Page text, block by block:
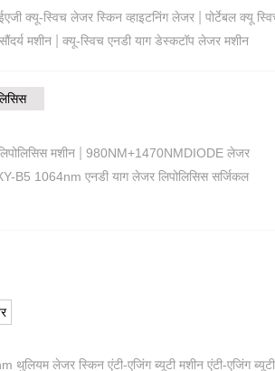
क्यू-स्विच लेजर स्किन व्हाइटनिंग लेजर| पोर्टेबल क्यू
मशीन| क्यू-स्विच एनडी याग डेस्कटॉप लेजर मशीन
मशीन| 980NM+1470NMDIODE लेजर
B5 1064nm एनडी याग लेजर लिपोलिसिस सर्जिकल
थुलियम लेजर स्किन एंटी-एजिंग ब्यूटी मशीन एंटी-एजिंग ब्यूटी